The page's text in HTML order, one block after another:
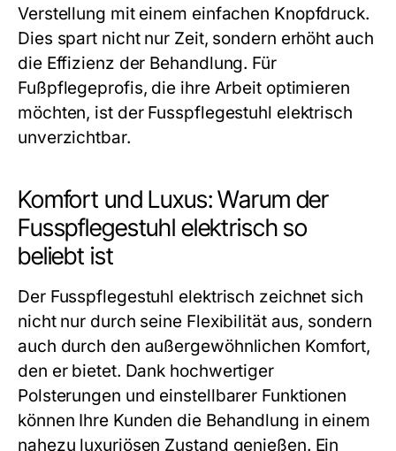
Verstellung mit einem einfachen Knopfdruck.
Dies spart nicht nur Zeit, sondern erhöht auch
die Effizienz der Behandlung. Für
Fußpflegeprofis, die ihre Arbeit optimieren
möchten, ist der Fusspflegestuhl elektrisch
unverzichtbar.
Komfort und Luxus: Warum der
Fusspflegestuhl elektrisch so
beliebt ist
Der Fusspflegestuhl elektrisch zeichnet sich
nicht nur durch seine Flexibilität aus, sondern
auch durch den außergewöhnlichen Komfort,
den er bietet. Dank hochwertiger
Polsterungen und einstellbarer Funktionen
können Ihre Kunden die Behandlung in einem
nahezu luxuriösen Zustand genießen. Ein